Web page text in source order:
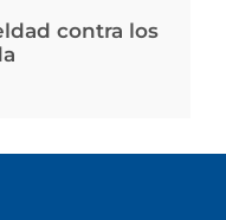
contra los